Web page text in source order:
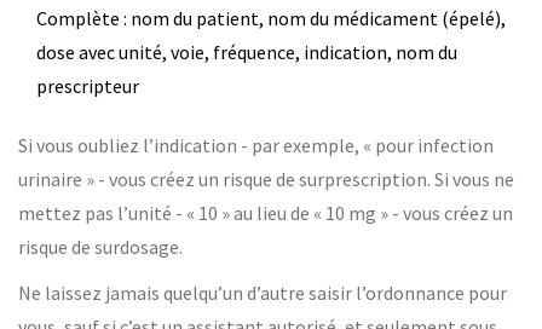
Complète : nom du patient, nom du médicament (épelé),
dose avec unité, voie, fréquence, indication, nom du
prescripteur
Si vous oubliez l’indication - par exemple, « pour infection
urinaire » - vous créez un risque de surprescription. Si vous ne
mettez pas l’unité - « 10 » au lieu de « 10 mg » - vous créez un
risque de surdosage.
Ne laissez jamais quelqu’un d’autre saisir l’ordonnance pour